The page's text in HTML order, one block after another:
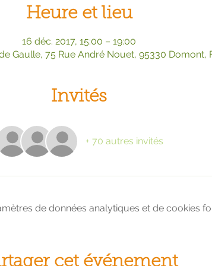
Heure et lieu
16 déc. 2017, 15:00 – 19:00
Gaulle, 75 Rue André Nouet, 95330 Domont,
Invités
+ 70 autres invités
de données analytiques et de cookies
cet événement